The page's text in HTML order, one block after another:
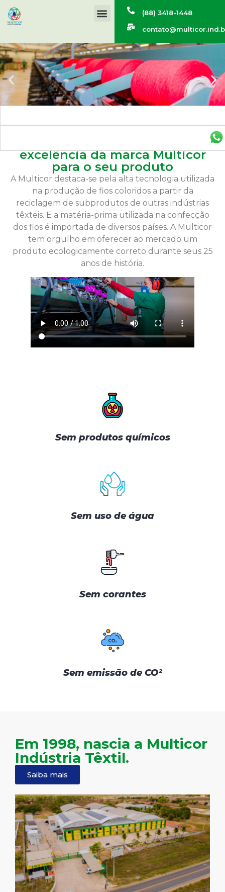
(88) 3418-1448
excelência da marca Multicor
para o seu produto
A Multicor destaca-se pela alta tecnologia utilizada
na produção de fios coloridos a partir da
reciclagem de subprodutos de outras indústrias
têxteis. E a matéria-prima utilizada na confecção
dos fios é importada de diversos países. A Multicor
tem orgulho em oferecer ao mercado um
produto ecologicamente correto durante seus 25
anos de história.
Sem produtos químicos
Sem uso de água
Sem corantes
Sem emissão de CO²
Em 1998, nascia a Multicor
Indústria Têxtil.
Saiba mais